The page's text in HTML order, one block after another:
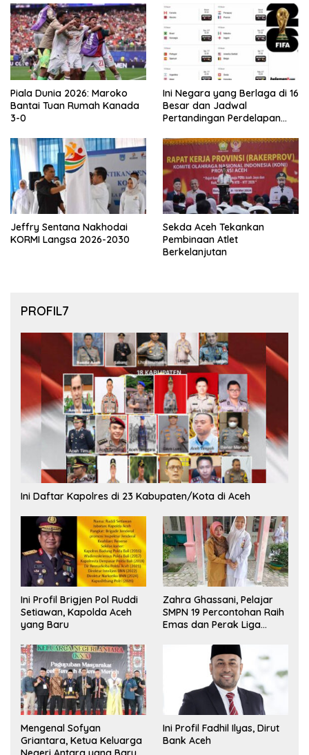
Piala Dunia 2026: Maroko
Bantai Tuan Rumah Kanada
3-0
Ini Negara yang Berlaga di 16
Besar dan Jadwal
Pertandingan Perdelapan
Jeffry Sentana Nakhodai
KORMI Langsa 2026-2030
Sekda Aceh Tekankan
Pembinaan Atlet
Berkelanjutan
PROFIL7
Ini Daftar Kapolres di 23 Kabupaten/Kota di Aceh
Ini Profil Brigjen Pol Ruddi
Setiawan, Kapolda Aceh
yang Baru
Zahra Ghassani, Pelajar
SMPN 19 Percontohan Raih
Emas dan Perak Liga
Mengenal Sofyan
Griantara, Ketua Keluarga
Ini Profil Fadhil Ilyas, Dirut
Bank Aceh